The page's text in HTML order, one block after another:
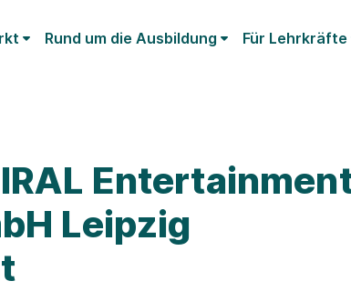
Rund um die Ausbildung Für Lehrkräfte
Leipzig